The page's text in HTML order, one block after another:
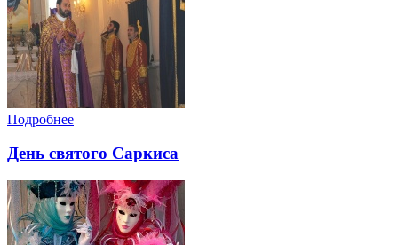
Подробнее
День святого Саркиса